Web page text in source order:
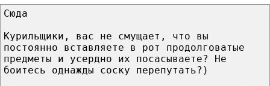
Сюда
Курильщики, вас не смущает, что вы
постоянно вставляете в рот продолговатые
предметы и усердно их посасываете? Не
боитесь однажды соску перепутать?)